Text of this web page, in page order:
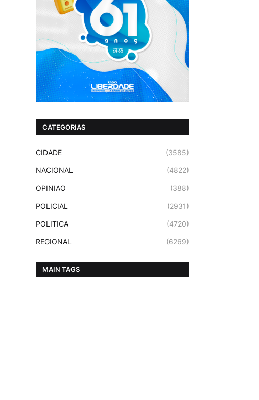
CATEGORIAS
CIDADE (3585)
NACIONAL (4822)
OPINIAO (388)
POLICIAL (2931)
POLITICA (4720)
REGIONAL (6269)
MAIN TAGS